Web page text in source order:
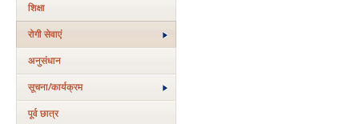
शिक्षा
रोगी सेवाएं
अनुसंधान
सूचना/कार्यक्रम
पूर्व छात्र